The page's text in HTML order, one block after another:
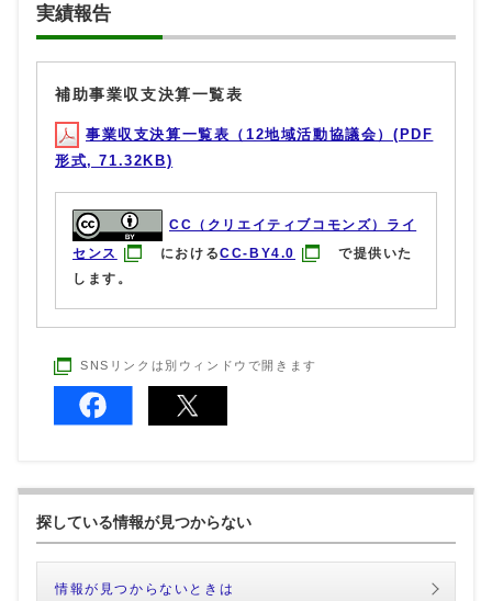
実績報告
補助事業収支決算一覧表
事業収支決算一覧表（12地域活動協議会）(PDF
形式, 71.32KB)
CC（クリエイティブコモンズ）ライ
センス
におけるCC-BY4.0
で提供いた
します。
SNSリンクは別ウィンドウで開きます
探している情報が見つからない
情報が見つからないときは